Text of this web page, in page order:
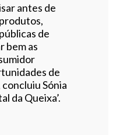
antes de
de
bem as
de
Sónia
da Queixa’.